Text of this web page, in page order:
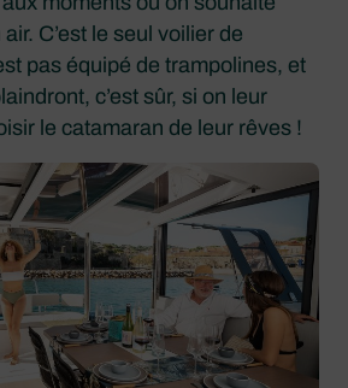
C’est le seul voilier de
pas équipé de trampolines, et
c’est sûr, si on leur
le catamaran de leur rêves !